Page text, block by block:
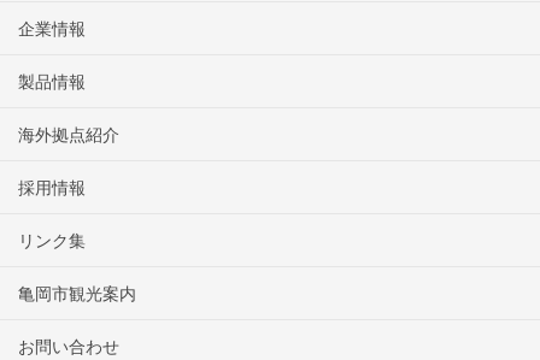
企業情報
製品情報
海外拠点紹介
採用情報
リンク集
亀岡市観光案内
お問い合わせ